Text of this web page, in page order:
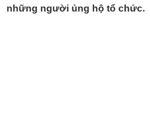
những người ủng hộ tổ chức.